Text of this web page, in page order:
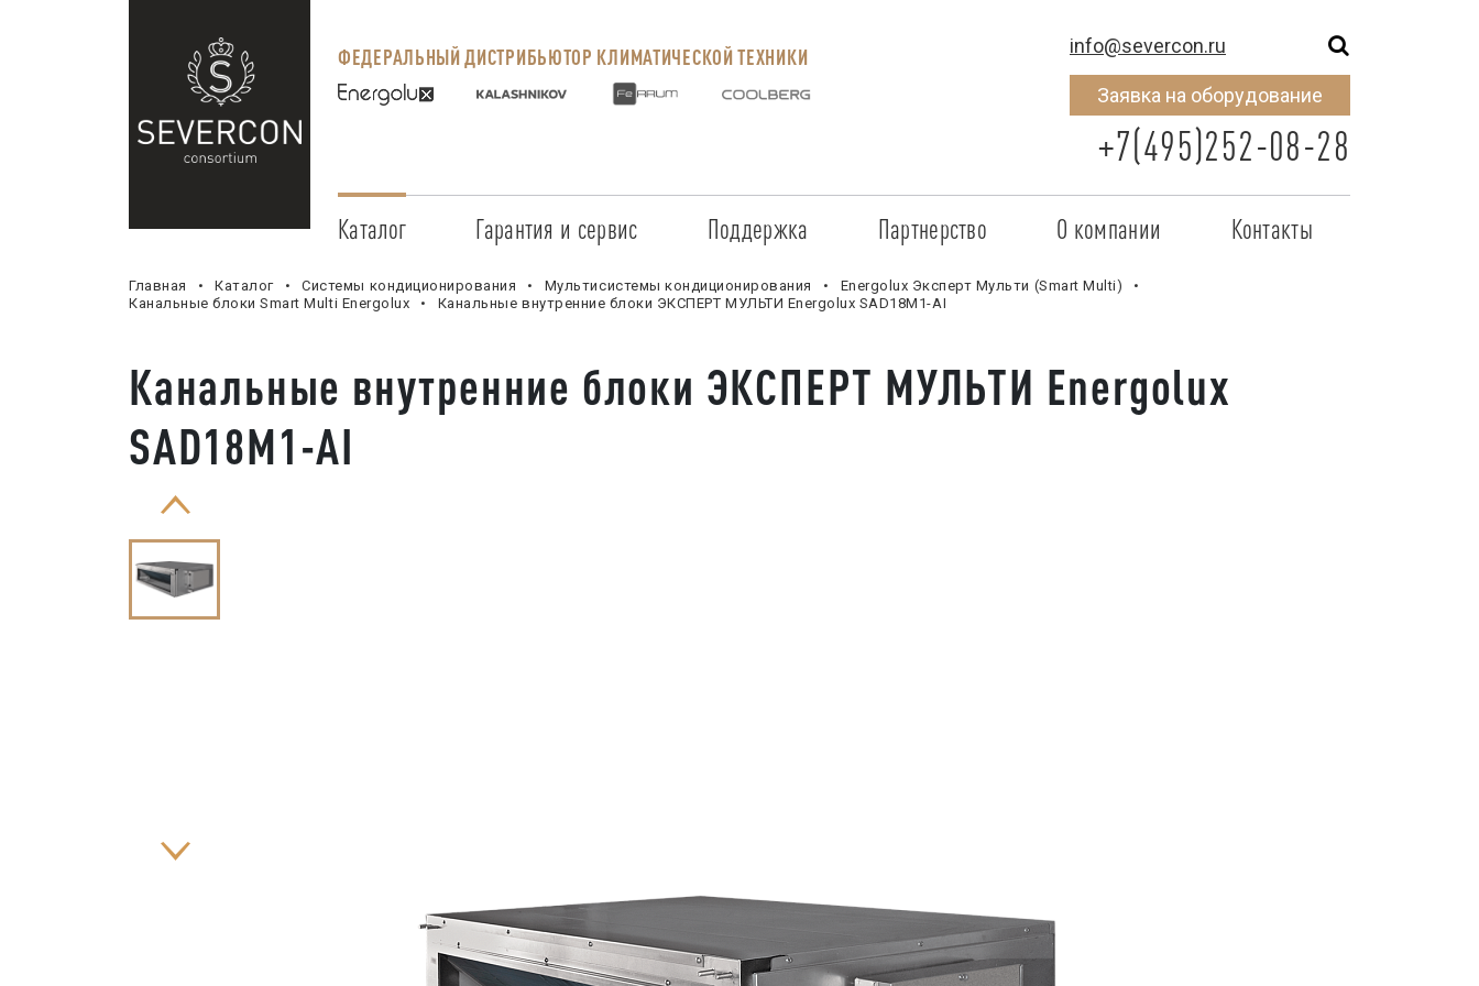
ФЕДЕРАЛЬНЫЙ ДИСТРИБЬЮТОР КЛИМАТИЧЕСКОЙ ТЕХНИКИ info@severcon.ru
Заявка на оборудование
+7(495)252-08-28
Каталог Гарантия и сервис
Сервисные центры
Прайс-лист на услуги
Поддержка
Регистрация объекта
Документация
Партнерство
Стать партнером
Наши партнеры
О компании
SEVERCON
Новости
Контакты
Главная Каталог Системы кондиционирования Мультисистемы кондиционирования
Energolux Эксперт Мульти (Smart Multi)
Канальные блоки Smart Multi Energolux
Канальные внутренние блоки ЭКСПЕРТ МУЛЬТИ Energolux SAD18M1-AI
Канальные внутренние блоки ЭКСПЕРТ МУЛЬТИ Energolux
SAD18M1-AI